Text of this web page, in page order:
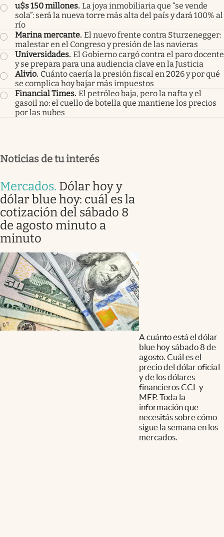
u$s 150 millones. La joya inmobiliaria que “se vende
sola”: será la nueva torre más alta del país y dará 100% al
río
Marina mercante. El nuevo frente contra Sturzenegger:
malestar en el Congreso y presión de las navieras
Universidades. El Gobierno cargó contra el paro docente
y se prepara para una audiencia clave en la Justicia
Alivio. Cuánto caería la presión fiscal en 2026 y por qué
se complica hoy bajar más impuestos
Financial Times. El petróleo baja, pero la nafta y el
gasoil no: el cuello de botella que mantiene los precios
por las nubes
Noticias de tu interés
Mercados. Dólar hoy y
dólar blue hoy: cuál es la
cotización del sábado 8
de agosto minuto a
minuto
A cuánto está el dólar
blue hoy sábado 8 de
agosto. Cuál es el
precio del dólar oficial
y de los dólares
financieros CCL y
MEP. Toda la
información que
necesitás sobre cómo
sigue la semana en los
mercados.